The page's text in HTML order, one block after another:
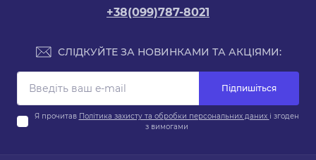
+38(099)787-8021
СЛІДКУЙТЕ ЗА НОВИНКАМИ ТА АКЦІЯМИ:
Підпишіться
Я прочитав Політика захисту та обробки персональних даних і згоден
з вимогами